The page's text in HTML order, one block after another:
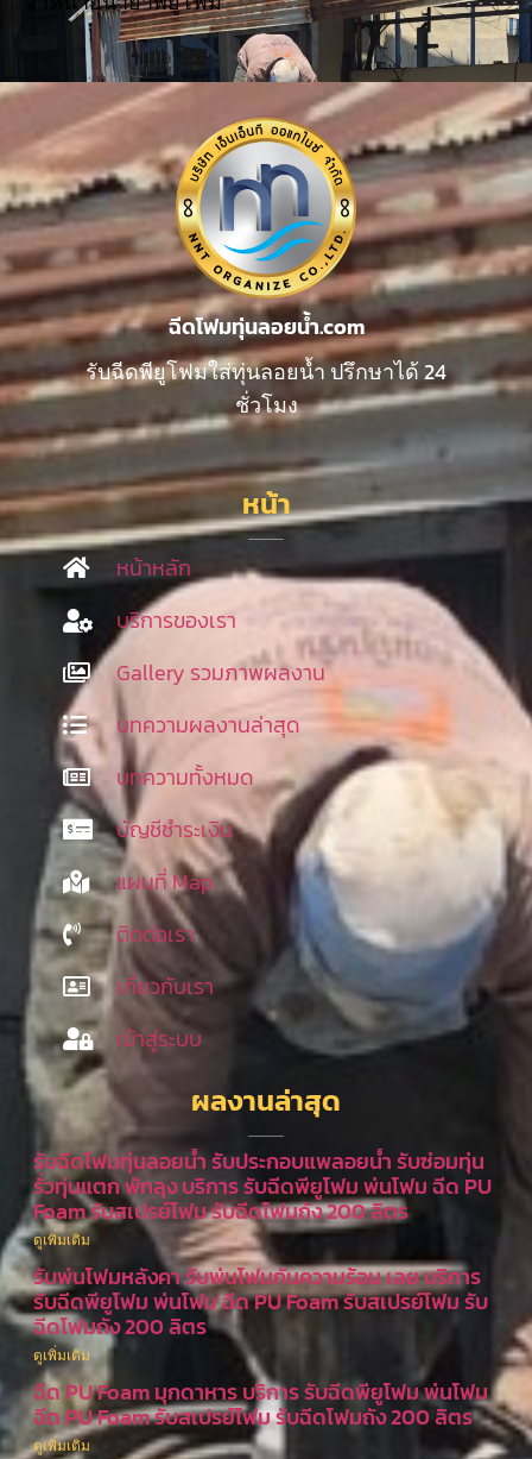
ฉีดโฟมทุ่นลอยน้ำ.com
รับฉีดพียูโฟมใส่ทุ่นลอยน้ำ ปรึกษาได้ 24
ชั่วโมง
หน้า
หน้าหลัก
บริการของเรา
Gallery รวมภาพผลงาน
บทความผลงานล่าสุด
บทความทั้งหมด
บัญชีชำระเงิน
แผนที่ Map
ติดต่อเรา
เกี่ยวกับเรา
เข้าสู่ระบบ
ผลงานล่าสุด
รับฉีดโฟมทุ่นลอยน้ำ รับประกอบแพลอยน้ำ รับซ่อมทุ่น
รั่วทุ่นแตก พัทลุง บริการ รับฉีดพียูโฟม พ่นโฟม ฉีด PU
Foam รับสเปรย์โฟม รับฉีดโฟมถัง 200 ลิตร
ดูเพิ่มเติม
รับพ่นโฟมหลังคา รับพ่นโฟมกันความร้อน เลย บริการ
รับฉีดพียูโฟม พ่นโฟม ฉีด PU Foam รับสเปรย์โฟม รับ
ฉีดโฟมถัง 200 ลิตร
ดูเพิ่มเติม
ฉีด PU Foam มุกดาหาร บริการ รับฉีดพียูโฟม พ่นโฟม
ฉีด PU Foam รับสเปรย์โฟม รับฉีดโฟมถัง 200 ลิตร
ดูเพิ่มเติม